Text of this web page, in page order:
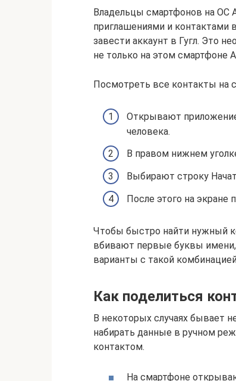
Владельцы смартфонов на ОС
приглашениями и контактами
завести аккаунт в Гугл. Это
не только на этом смартфоне
Посмотреть все контакты на
Открывают
человека.
В правом нижнем
Выбирают строку
После этого на экране
Чтобы быстро найти нужный
вбивают первые буквы
варианты с такой
Как поделиться
В некоторых случаях бывает
набирать данные в ручном
контактом.
На смартфоне